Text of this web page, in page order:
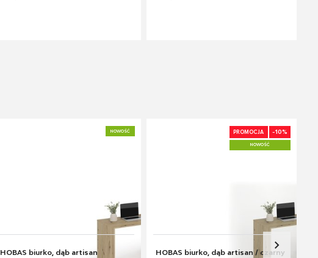
NOWOŚĆ
HOBAS biurko, dąb artisan
PROMOCJA -10%
NOWOŚĆ
HOBAS biurko, dąb artisan / czarny